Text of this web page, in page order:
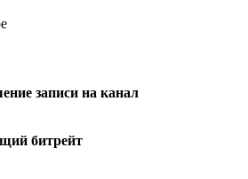
записи на канал
битрейт